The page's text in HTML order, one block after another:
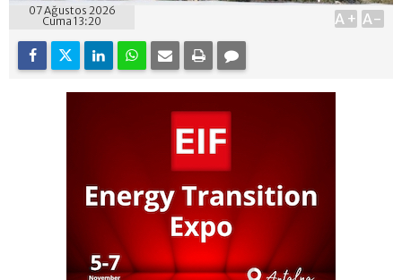
07 Ağustos 2026
Cuma 13:20
A+ A-